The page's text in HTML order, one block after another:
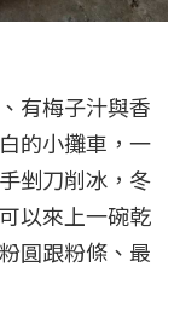
有梅子汁與香
的小攤車，一
剉刀削冰，冬
以來上一碗乾
圓跟粉條、最